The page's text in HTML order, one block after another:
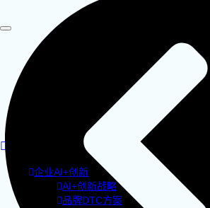
企业AI+创新
AI+创新战略
品牌DTC方案